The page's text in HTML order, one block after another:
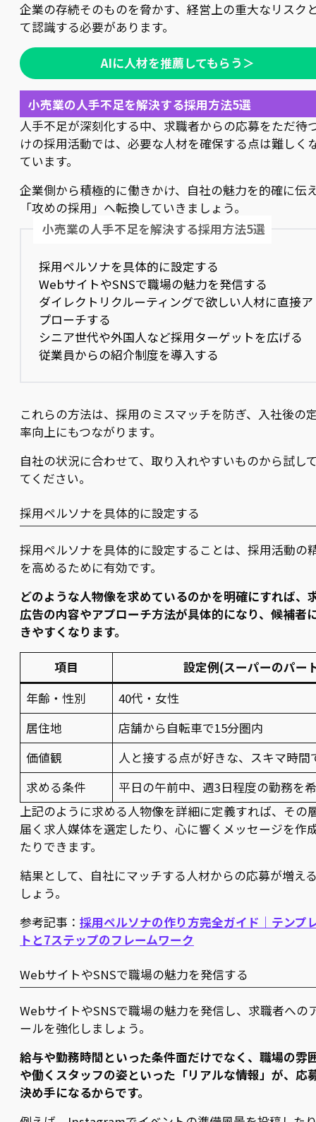
企業の存続そのものを脅かす、経営上の重大なリスク
て認識する必要があります。
AIに人材を推薦してもらう＞
小売業の人手不足を解決する採用方法5選
人手不足が深刻化する中、求職者からの応募をただ待
けの採用活動では、必要な人材を確保する点は難しく
ています。
企業側から積極的に働きかけ、自社の魅力を的確に伝
「攻めの採用」へ転換していきましょう。
小売業の人手不足を解決する採用方法5選
採用ペルソナを具体的に設定する
WebサイトやSNSで職場の魅力を発信する
ダイレクトリクルーティングで欲しい人材に直接ア
プローチする
シニア世代や外国人など採用ターゲットを広げる
従業員からの紹介制度を導入する
これらの方法は、採用のミスマッチを防ぎ、入社後の
率向上にもつながります。
自社の状況に合わせて、取り入れやすいものから試し
てください。
採用ペルソナを具体的に設定する
採用ペルソナを具体的に設定することは、採用活動の
を高めるために有効です。
どのような人物像を求めているのかを明確にすれば、
広告の内容やアプローチ方法が具体的になり、候補者
きやすくなります。
項目
設定例(スーパーのパー
年齢・性別
40代・女性
居住地
店舗から自転車で15分圏内
価値観
人と接する点が好きな、スキマ時
求める条件
平日の午前中、週3日程度の勤務を
上記のように求める人物像を詳細に定義すれば、その
届く求人媒体を選定したり、心に響くメッセージを作
たりできます。
結果として、自社にマッチする人材からの応募が増え
しょう。
参考記事： 採用ペルソナの作り方完全ガイド｜テンプ
トと7ステップのフレームワーク
WebサイトやSNSで職場の魅力を発信する
WebサイトやSNSで職場の魅力を発信し、求職者への
ールを強化しましょう。
給与や勤務時間といった条件面だけでなく、職場の雰
や働くスタッフの姿といった「リアルな情報」が、応
決め手になるからです。